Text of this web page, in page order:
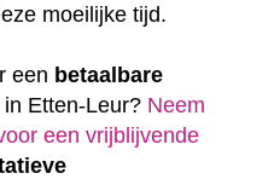
moeilijke tijd.
een betaalbare
in Etten-Leur? Neem
een vrijblijvende